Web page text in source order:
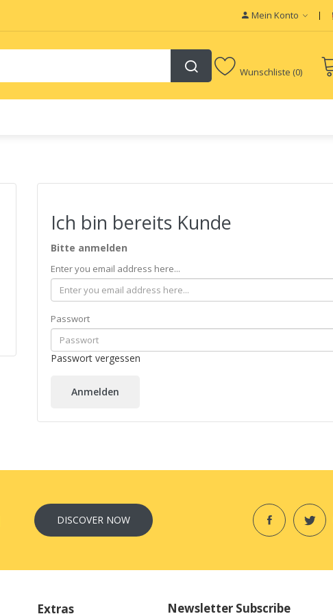
Mein Konto
Wunschliste (0)
Ich bin bereits Kunde
Bitte anmelden
Enter you email address here...
Passwort
Passwort vergessen
DISCOVER NOW
Extras Newsletter Subscribe